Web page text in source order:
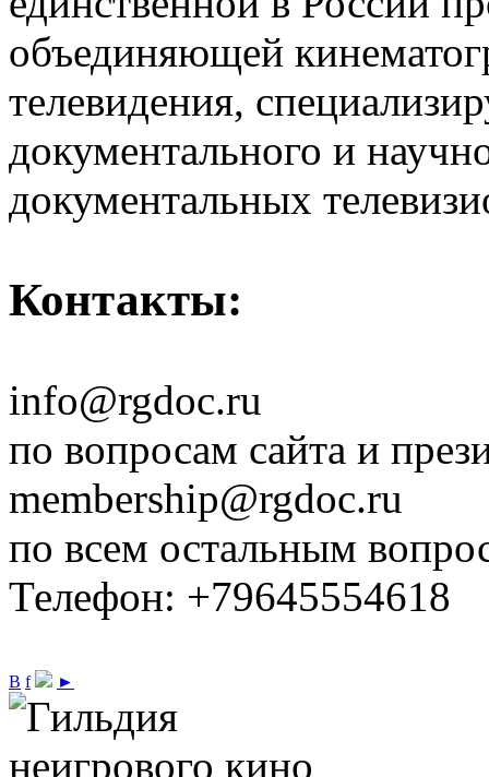
объединяющей
телевидения,
документального и
документальных
Контакты:
info@rgdoc.ru
по вопросам сайта и
membership@rgdoc.ru
по всем остальным
Телефон: +79645554618
В f ►